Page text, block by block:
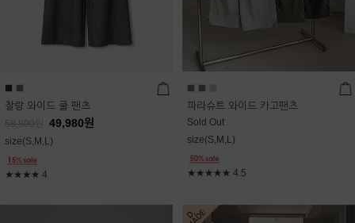
찰랑 와이드 쿨 팬츠
58,800 49,980원
size(S,M,L)
★★★★ 4
파라슈트 와이드 카고팬츠
Sold Out
size(S,M,L)
★★★★★ 4.5